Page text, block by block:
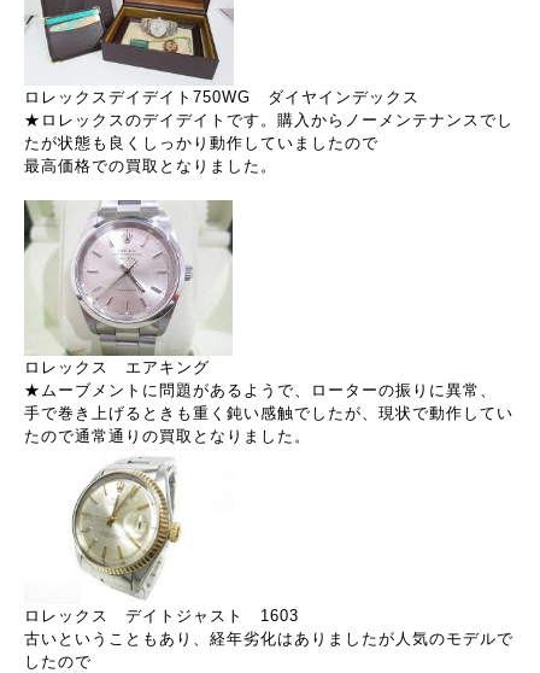
ロレックスデイデイト750WG ダイヤインデックス
★ロレックスのデイデイトです。購入からノーメンテナンスでし
たが状態も良くしっかり動作していましたので
最高価格での買取となりました。
ロレックス エアキング
★ムーブメントに問題があるようで、ローターの振りに異常、
手で巻き上げるときも重く鈍い感触でしたが、現状で動作してい
たので通常通りの買取となりました。
ロレックス デイトジャスト 1603
古いということもあり、経年劣化はありましたが人気のモデルで
したので